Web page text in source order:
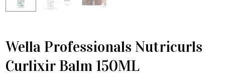
Wella Professionals Nutricurls
Curlixir Balm 150ML